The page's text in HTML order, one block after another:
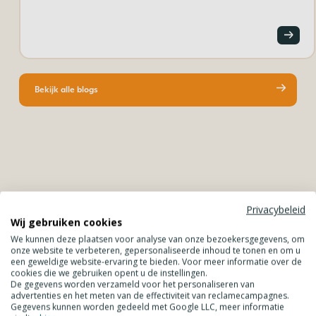
Bekijk alle blogs
Wij je op de hoogte blijven van
nieuwe producten en leuke acties?
Company
Privacybeleid
Wij gebruiken cookies
We kunnen deze plaatsen voor analyse van onze bezoekersgegevens, om
onze website te verbeteren, gepersonaliseerde inhoud te tonen en om u
een geweldige website-ervaring te bieden. Voor meer informatie over de
cookies die we gebruiken opent u de instellingen.
De gegevens worden verzameld voor het personaliseren van
advertenties en het meten van de effectiviteit van reclamecampagnes.
Gegevens kunnen worden gedeeld met Google LLC, meer informatie